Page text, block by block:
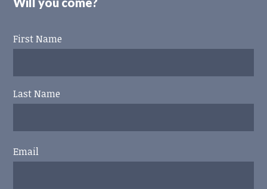
First Name
Last Name
Email